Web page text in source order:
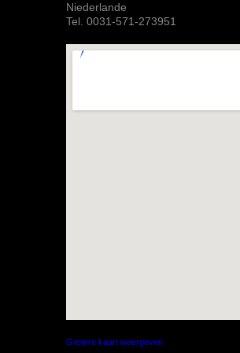
Niederlande
Tel. 0031-571-273951
Grotere kaart weergeven